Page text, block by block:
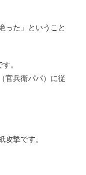
った」ということ
。
官兵衛パパ）に従
撃です。